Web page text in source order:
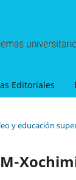
Editoriales
y educación